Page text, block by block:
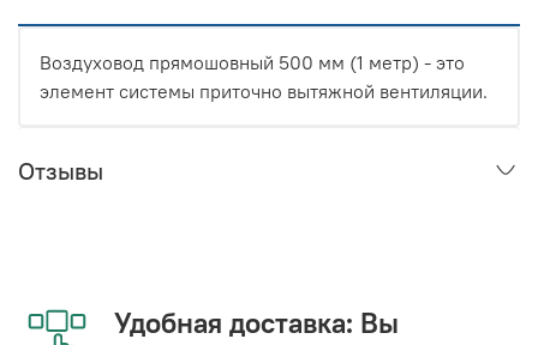
Воздуховод прямошовный 500 мм (1 метр) - это
элемент системы приточно вытяжной вентиляции.
Отзывы
Удобная доставка: Вы